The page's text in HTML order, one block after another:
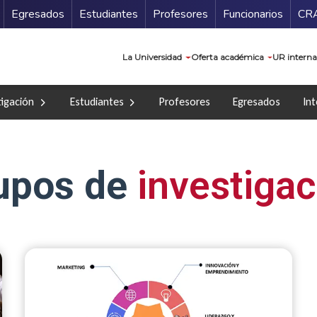
Secundario
Egresados Estudiantes Profesores Funcionarios
La Universidad Oferta académica UR
Estudiantes Profesores Egresados
de